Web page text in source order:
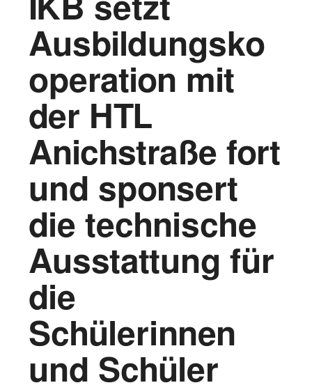
Logos
Bilder
Kontakt
Ausbildungsko
operation mit
der HTL
Anichstraße fort
und sponsert
die technische
Ausstattung für
die
Schülerinnen
und Schüler